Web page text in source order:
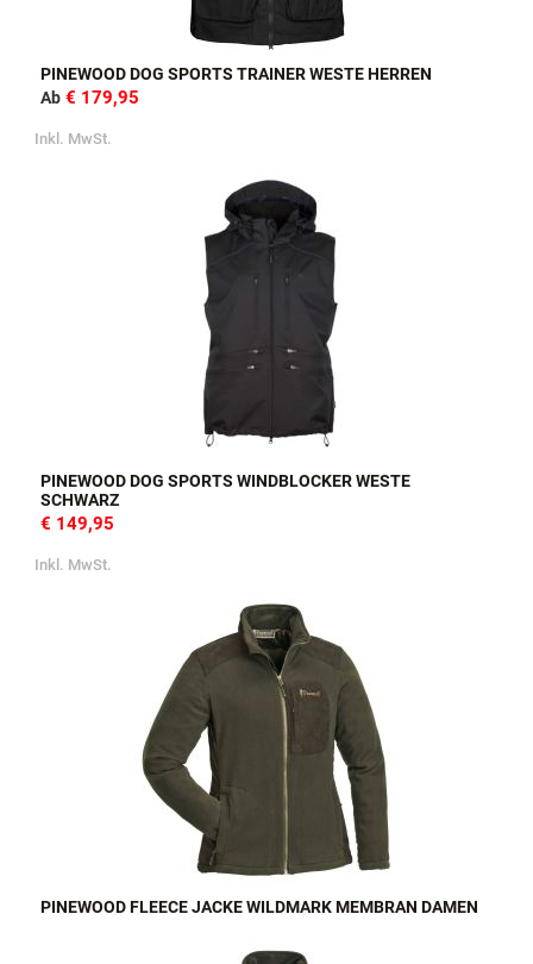
PINEWOOD DOG SPORTS TRAINER WESTE HERREN
Ab € 179,95
Inkl. MwSt.
PINEWOOD DOG SPORTS WINDBLOCKER WESTE
SCHWARZ
€ 149,95
Inkl. MwSt.
PINEWOOD FLEECE JACKE WILDMARK MEMBRAN DAMEN